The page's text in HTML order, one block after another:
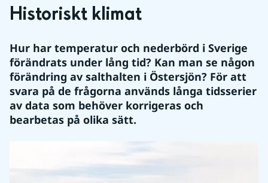
Historiskt klimat
Hur har temperatur och nederbörd i Sverige
förändrats under lång tid? Kan man se någon
förändring av salthalten i Östersjön? För att
svara på de frågorna används långa tidsserier
av data som behöver korrigeras och
bearbetas på olika sätt.